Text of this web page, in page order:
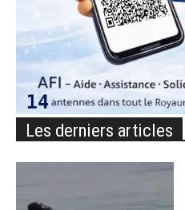
Les derniers articles